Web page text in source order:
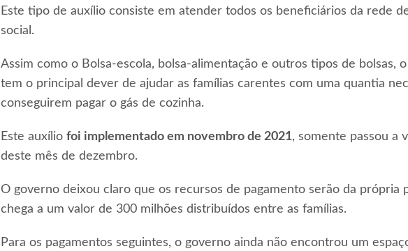
Este tipo de auxílio consiste em atender todos os beneficiários da rede
social.
Assim como o Bolsa-escola, bolsa-alimentação e outros tipos de bolsas, o
tem o principal dever de ajudar as famílias carentes com uma quantia
conseguirem pagar o gás de cozinha.
Este auxílio foi implementado em novembro de 2021, somente passou a
deste mês de dezembro.
O governo deixou claro que os recursos de pagamento serão da própria
chega a um valor de 300 milhões distribuídos entre as famílias.
Para os pagamentos seguintes, o governo ainda não encontrou um